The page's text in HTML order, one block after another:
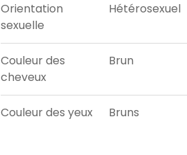
Orientation
sexuelle
Hétérosexuel
Couleur des
cheveux
Brun
Couleur des yeux Bruns